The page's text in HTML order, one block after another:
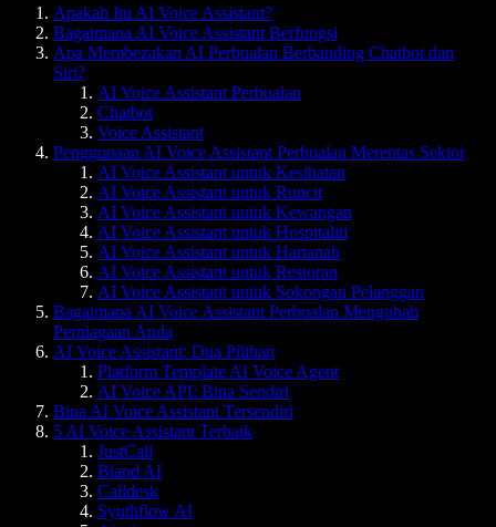
Apakah Itu AI Voice Assistant?
Bagaimana AI Voice Assistant Berfungsi
Apa Membezakan AI Perbualan Berbanding Chatbot dan
Siri?
AI Voice Assistant Perbualan
Chatbot
Voice Assistant
Penggunaan AI Voice Assistant Perbualan Merentas Sektor
AI Voice Assistant untuk Kesihatan
AI Voice Assistant untuk Runcit
AI Voice Assistant untuk Kewangan
AI Voice Assistant untuk Hospitaliti
AI Voice Assistant untuk Hartanah
AI Voice Assistant untuk Restoran
AI Voice Assistant untuk Sokongan Pelanggan
Bagaimana AI Voice Assistant Perbualan Mengubah
Perniagaan Anda
AI Voice Assistant: Dua Pilihan
Platform Template AI Voice Agent
AI Voice API: Bina Sendiri
Bina AI Voice Assistant Tersendiri
5 AI Voice Assistant Terbaik
JustCall
Bland AI
Calldesk
Synthflow AI